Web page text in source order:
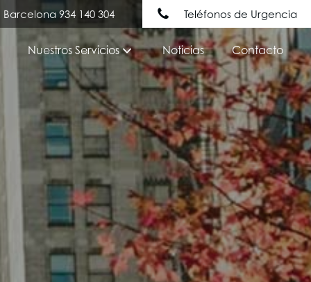
Barcelona 934 140 304 Teléfonos de Urgencia
Nuestros Servicios Noticias Contacto